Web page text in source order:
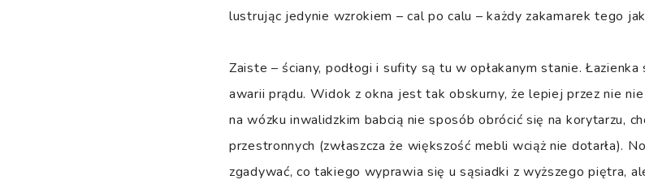
lustrując jedynie wzrokiem – cal po calu – każdy zakamarek tego
Zaiste – ściany, podłogi i sufity są tu w opłakanym stanie.
awarii prądu. Widok z okna jest tak obskurny, że lepiej przez nie
na wózku inwalidzkim babcią nie sposób obrócić się na korytarzu,
przestronnych (zwłaszcza że większość mebli wciąż nie dotarła).
zgadywać, co takiego wyprawia się u sąsiadki z wyższego piętra,